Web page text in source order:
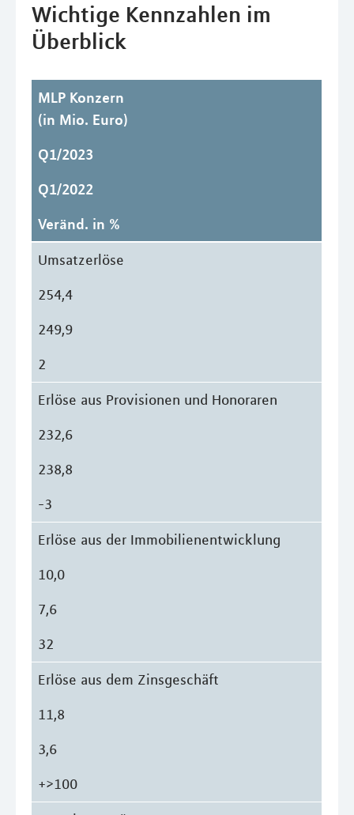
Wichtige Kennzahlen im
Überblick
MLP Konzern
(in Mio. Euro)
Q1/2023
Q1/2022
Veränd. in %
Umsatzerlöse
254,4
249,9
2
Erlöse aus Provisionen und Honoraren
232,6
238,8
-3
Erlöse aus der Immobilienentwicklung
10,0
7,6
32
Erlöse aus dem Zinsgeschäft
11,8
3,6
+>100